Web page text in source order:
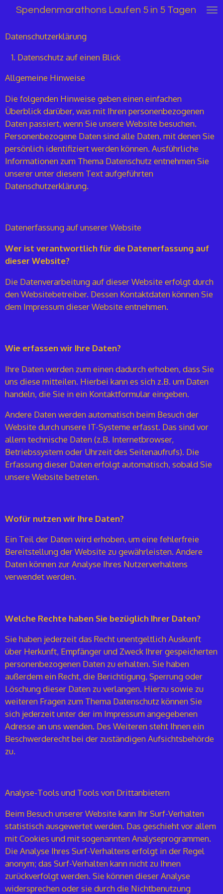
Zum
springen
Spendenmarathons Laufen 5 in 5 Tagen
Datenschutzerklärung
Datenschutz auf einen Blick
Allgemeine Hinweise
Die folgenden Hinweise geben einen einfachen
Überblick darüber, was mit Ihren personenbezogenen
Daten passiert, wenn Sie unsere Website besuchen.
Personenbezogene Daten sind alle Daten, mit denen Sie
persönlich identifiziert werden können. Ausführliche
Informationen zum Thema Datenschutz entnehmen Sie
unserer unter diesem Text aufgeführten
Datenschutzerklärung.
Datenerfassung auf unserer Website
Wer ist verantwortlich für die Datenerfassung auf
dieser Website?
Die Datenverarbeitung auf dieser Website erfolgt durch
den Websitebetreiber. Dessen Kontaktdaten können Sie
dem Impressum dieser Website entnehmen.
Wie erfassen wir Ihre Daten?
Ihre Daten werden zum einen dadurch erhoben, dass Sie
uns diese mitteilen. Hierbei kann es sich z.B. um Daten
handeln, die Sie in ein Kontaktformular eingeben.
Andere Daten werden automatisch beim Besuch der
Website durch unsere IT-Systeme erfasst. Das sind vor
allem technische Daten (z.B. Internetbrowser,
Betriebssystem oder Uhrzeit des Seitenaufrufs). Die
Erfassung dieser Daten erfolgt automatisch, sobald Sie
unsere Website betreten.
Wofür nutzen wir Ihre Daten?
Ein Teil der Daten wird erhoben, um eine fehlerfreie
Bereitstellung der Website zu gewährleisten. Andere
Daten können zur Analyse Ihres Nutzerverhaltens
verwendet werden.
Welche Rechte haben Sie bezüglich Ihrer Daten?
Sie haben jederzeit das Recht unentgeltlich Auskunft
über Herkunft, Empfänger und Zweck Ihrer gespeicherten
personenbezogenen Daten zu erhalten. Sie haben
außerdem ein Recht, die Berichtigung, Sperrung oder
Löschung dieser Daten zu verlangen. Hierzu sowie zu
weiteren Fragen zum Thema Datenschutz können Sie
sich jederzeit unter der im Impressum angegebenen
Adresse an uns wenden. Des Weiteren steht Ihnen ein
Beschwerderecht bei der zuständigen Aufsichtsbehörde
zu.
Analyse-Tools und Tools von Drittanbietern
Beim Besuch unserer Website kann Ihr Surf-Verhalten
statistisch ausgewertet werden. Das geschieht vor allem
mit Cookies und mit sogenannten Analyseprogrammen.
Die Analyse Ihres Surf-Verhaltens erfolgt in der Regel
anonym; das Surf-Verhalten kann nicht zu Ihnen
zurückverfolgt werden. Sie können dieser Analyse
widersprechen oder sie durch die Nichtbenutzung